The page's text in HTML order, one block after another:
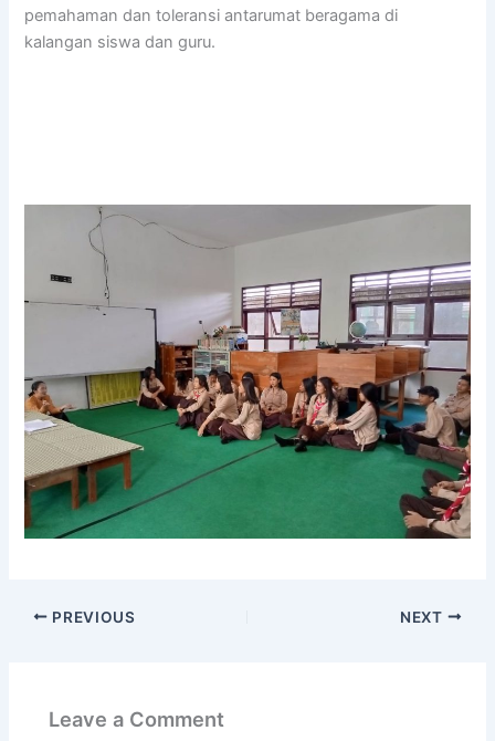
pemahaman dan toleransi antarumat beragama di
kalangan siswa dan guru.
PREVIOUS NEXT
Leave a Comment